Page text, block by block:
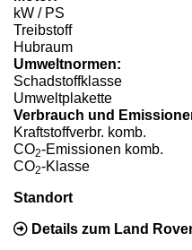
kW / PS
Treibstoff
Hubraum
Umweltnormen:
Schadstoffklasse
Umweltplakette
Verbrauch und
Kraftstoffverbr. komb.
CO2-Emissionen komb.
CO2-Klasse
Standort
Details zum Land